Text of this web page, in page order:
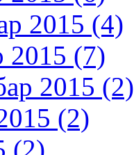
2015 (4)
2015 (7)
2015 (2)
(2)
(2)